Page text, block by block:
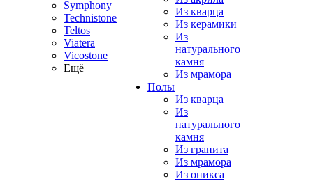
Symphony
Technistone
Teltos
Viatera
Vicostone
Ещё
Из кварца
Из керамики
Из
натурального
камня
Из мрамора
Полы
Из кварца
Из
натурального
камня
Из гранита
Из мрамора
Из оникса